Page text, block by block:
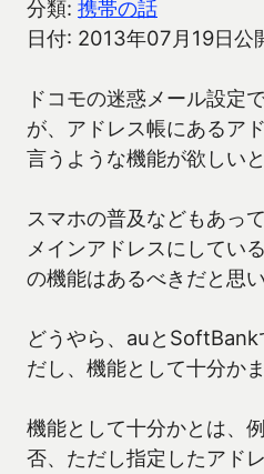
分類: 携帯の話
日付: 2013年07月19日公
ドコモの迷惑メール設定
が、アドレス帳にあるア
言うような機能が欲しい
スマホの普及などもあっ
メインアドレスにしてい
の機能はあるべきだと思い
どうやら、auとSoftBank
だし、機能として十分か
機能として十分かとは、
否、ただし指定したアド